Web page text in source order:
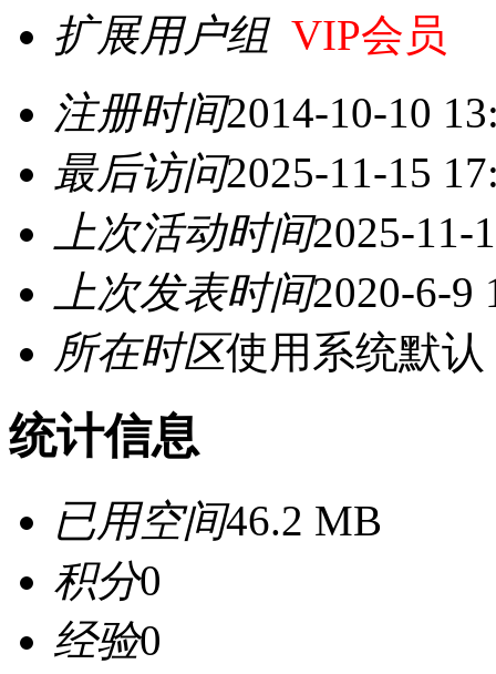
扩展用户组 VIP会员
注册时间2014-10-10
最后访问2025-11-15
上次活动时间2025-11-
上次发表时间2020-6-9
所在时区使用系统默认
统计信息
已用空间46.2 MB
积分0
经验0